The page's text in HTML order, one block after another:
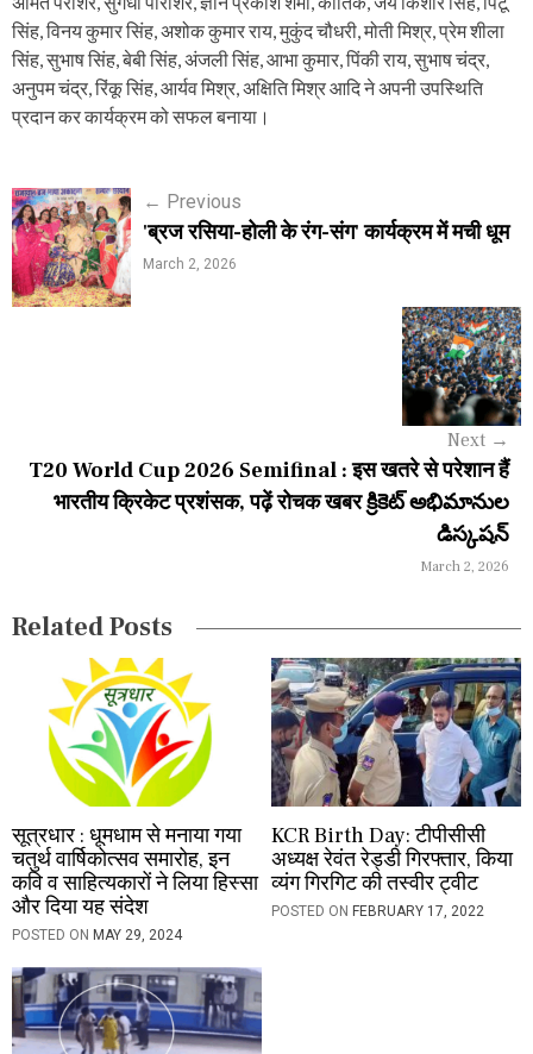
सिंह, विनय कुमार सिंह, अशोक कुमार राय, मुकुंद चौधरी, मोती मिश्र, प्रेम शीला
सिंह, सुभाष सिंह, बेबी सिंह, अंजली सिंह, आभा कुमार, पिंकी राय, सुभाष चंद्र,
अनुपम चंद्र, रिंकू सिंह, आर्यव मिश्र, अक्षिति मिश्र आदि ने अपनी उपस्थिति
प्रदान कर कार्यक्रम को सफल बनाया।
P
o
s
t
← Previous
'ब्रज रसिया-होली के रंग-संग' कार्यक्रम में मची धूम
March 2, 2026
Next →
T20 World Cup 2026 Semifinal : इस खतरे से परेशान हैं
भारतीय क्रिकेट प्रशंसक, पढ़ें रोचक खबर క్రికెట్ అభిమానుల
డిస్కషన్
March 2, 2026
Related Posts
सूत्रधार : धूमधाम से मनाया गया
चतुर्थ वार्षिकोत्सव समारोह, इन
कवि व साहित्यकारों ने लिया हिस्सा
और दिया यह संदेश
POSTED ON MAY 29, 2024
KCR Birth Day: टीपीसीसी
अध्यक्ष रेवंत रेड्डी गिरफ्तार, किया
व्यंग गिरगिट की तस्वीर ट्वीट
POSTED ON FEBRUARY 17, 2022